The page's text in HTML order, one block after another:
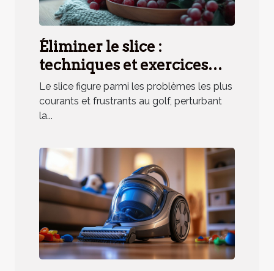
Éliminer le slice :
techniques et exercices
pratiques
Le slice figure parmi les problèmes les plus
courants et frustrants au golf, perturbant
la...